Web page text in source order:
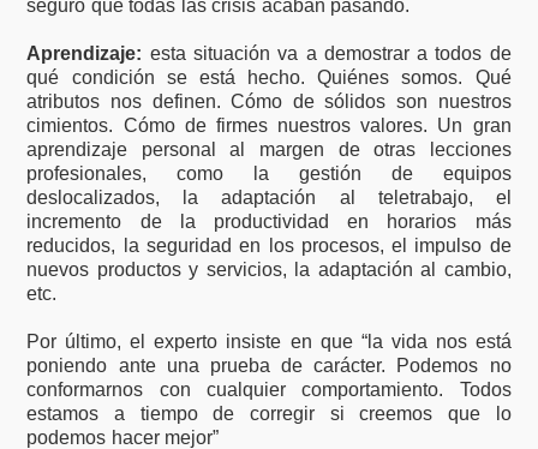
seguro que todas las crisis acaban pasando.
Aprendizaje: esta situación va a demostrar a todos de
qué condición se está hecho. Quiénes somos. Qué
atributos nos definen. Cómo de sólidos son nuestros
cimientos. Cómo de firmes nuestros valores. Un gran
aprendizaje personal al margen de otras lecciones
profesionales, como la gestión de equipos
deslocalizados, la adaptación al teletrabajo, el
incremento de la productividad en horarios más
reducidos, la seguridad en los procesos, el impulso de
nuevos productos y servicios, la adaptación al cambio,
etc.
Por último, el experto insiste en que “la vida nos está
poniendo ante una prueba de carácter. Podemos no
conformarnos con cualquier comportamiento. Todos
estamos a tiempo de corregir si creemos que lo
podemos hacer mejor”